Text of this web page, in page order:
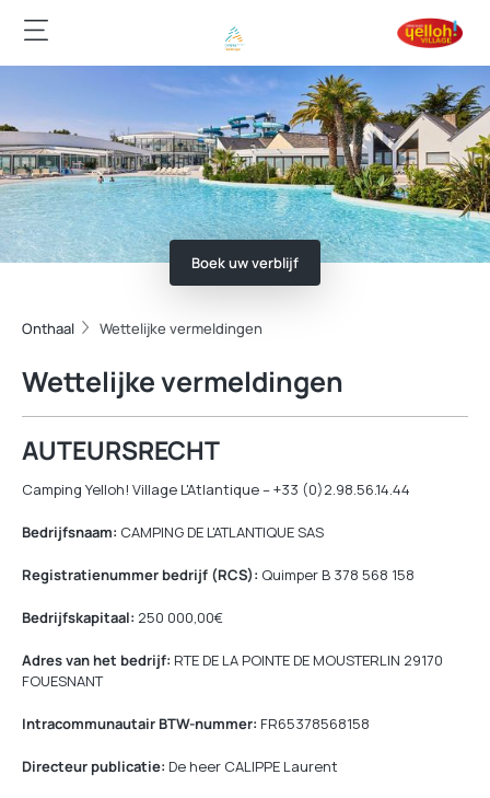
Boek uw verblijf
Onthaal Wettelijke vermeldingen
Wettelijke vermeldingen
AUTEURSRECHT
Camping Yelloh! Village L'Atlantique – +33 (0)2.98.56.14.44
Bedrijfsnaam: CAMPING DE L'ATLANTIQUE SAS
Registratienummer bedrijf (RCS): Quimper B 378 568 158
Bedrijfskapitaal: 250 000,00€
Adres van het bedrijf: RTE DE LA POINTE DE MOUSTERLIN 29170
FOUESNANT
Intracommunautair BTW-nummer: FR65378568158
Directeur publicatie: De heer CALIPPE Laurent